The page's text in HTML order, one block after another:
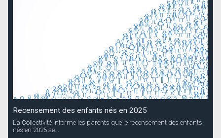
Recensement des enfants nés en 2025
La Collectivité informe les parents que le recensement des enfants
nés en 2025 se...